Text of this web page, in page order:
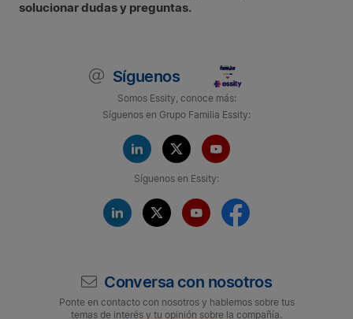
solucionar dudas y preguntas.
Síguenos
Somos Essity, conoce más:
Síguenos en Grupo Familia Essity:
Síguenos en Essity:
Conversa con nosotros
Ponte en contacto con nosotros y hablemos sobre tus
temas de interés y tu opinión sobre la compañía.